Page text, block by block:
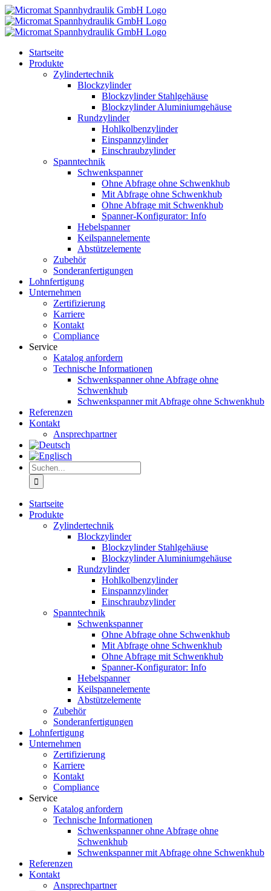
Skip
to
content
Startseite
Produkte
Zylindertechnik
Blockzylinder
Blockzylinder Stahlgehäuse
Blockzylinder Aluminiumgehäuse
Rundzylinder
Hohlkolbenzylinder
Einspannzylinder
Einschraubzylinder
Spanntechnik
Schwenkspanner
Ohne Abfrage ohne Schwenkhub
Mit Abfrage ohne Schwenkhub
Ohne Abfrage mit Schwenkhub
Spanner-Konfigurator: Info
Hebelspanner
Keilspannelemente
Abstützelemente
Zubehör
Sonderanfertigungen
Lohnfertigung
Unternehmen
Zertifizierung
Karriere
Kontakt
Compliance
Service
Katalog anfordern
Technische Informationen
Schwenkspanner ohne Abfrage ohne
Schwenkhub
Schwenkspanner mit Abfrage ohne Schwenkhub
Referenzen
Kontakt
Ansprechpartner
Suche
nach:
Startseite
Produkte
Zylindertechnik
Blockzylinder
Blockzylinder Stahlgehäuse
Blockzylinder Aluminiumgehäuse
Rundzylinder
Hohlkolbenzylinder
Einspannzylinder
Einschraubzylinder
Spanntechnik
Schwenkspanner
Ohne Abfrage ohne Schwenkhub
Mit Abfrage ohne Schwenkhub
Ohne Abfrage mit Schwenkhub
Spanner-Konfigurator: Info
Hebelspanner
Keilspannelemente
Abstützelemente
Zubehör
Sonderanfertigungen
Lohnfertigung
Unternehmen
Zertifizierung
Karriere
Kontakt
Compliance
Service
Katalog anfordern
Technische Informationen
Schwenkspanner ohne Abfrage ohne
Schwenkhub
Schwenkspanner mit Abfrage ohne Schwenkhub
Referenzen
Kontakt
Ansprechpartner